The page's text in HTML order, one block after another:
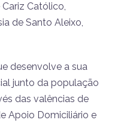
Católico,
de Santo Aleixo,
desenvolve a sua
junto da população
das valências de
Apoio Domiciliário e